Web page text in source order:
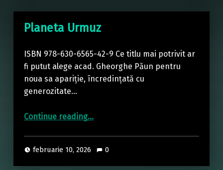
Planeta Urmuz
ISBN 978-630-6565-42-9 Ce titlu mai potrivit ar
fi putut alege acad. Gheorghe Păun pentru
noua sa apariție, încredințată cu
generozitate…
Continue reading…
februarie 10, 2026 0